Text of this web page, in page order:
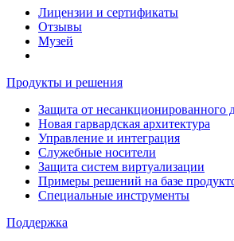
Лицензии и сертификаты
Отзывы
Музей
Продукты и решения
Защита от несанкционированного
Новая гарвардская архитектура
Управление и интеграция
Служебные носители
Защита систем виртуализации
Примеры решений на базе
Специальные инструменты
Поддержка